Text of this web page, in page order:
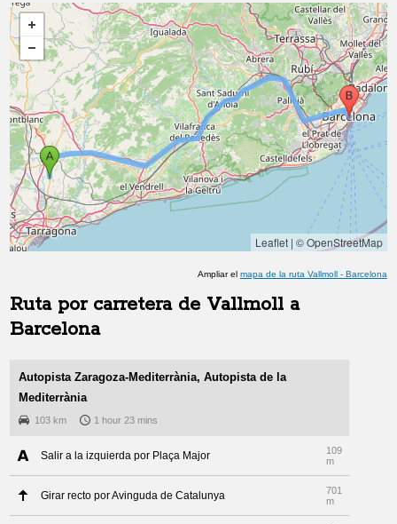
Leaflet| © OpenStreetMap
Ampliar el mapa de la ruta Vallmoll- Barcelona
Ruta por carretera de Vallmoll a
Barcelona
Autopista Zaragoza-Mediterrània, Autopista de la
Mediterrània
103 km 1 hour 23 mins
Salir a la izquierda por Plaça Major
109
m
Girar recto por Avinguda de Catalunya
701
m